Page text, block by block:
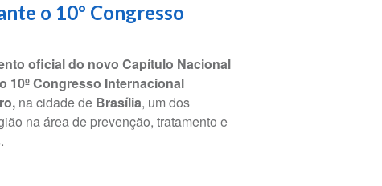
o 10º Congresso
oficial do novo Capítulo Nacional
10º Congresso Internacional
na cidade de Brasília, um dos
na área de prevenção, tratamento e